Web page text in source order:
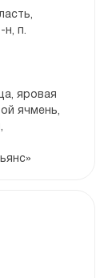
н, п.
яровая
ячмень,